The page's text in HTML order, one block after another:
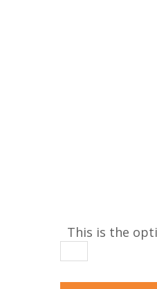
This is the